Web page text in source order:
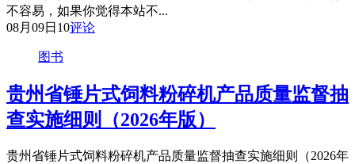
不容易，如果你觉得本站不...
08月09日 10评论
图书
贵州省锤片式饲料粉碎机产品质量监督抽
查实施细则（2026年版）
贵州省锤片式饲料粉碎机产品质量监督抽查实施细则（2026年